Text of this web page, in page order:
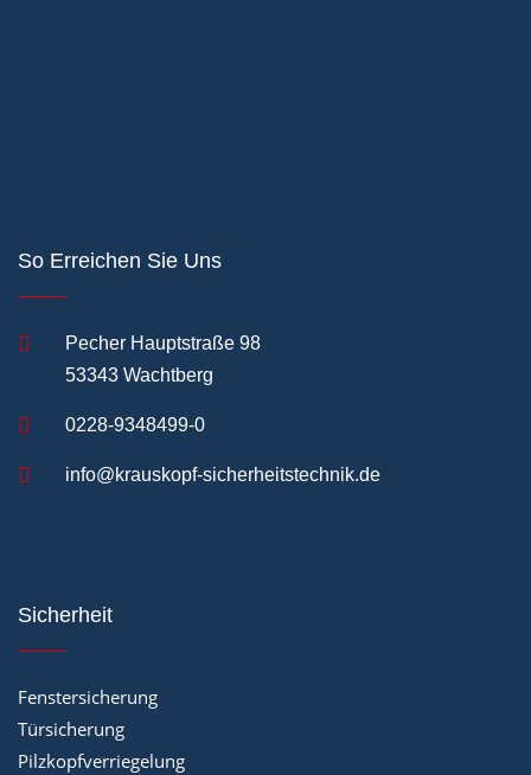
So Erreichen Sie Uns
Pecher Hauptstraße 98
53343 Wachtberg
0228-9348499-0
info@krauskopf-sicherheitstechnik.de
Sicherheit
Fenstersicherung
Türsicherung
Pilzkopfverriegelung